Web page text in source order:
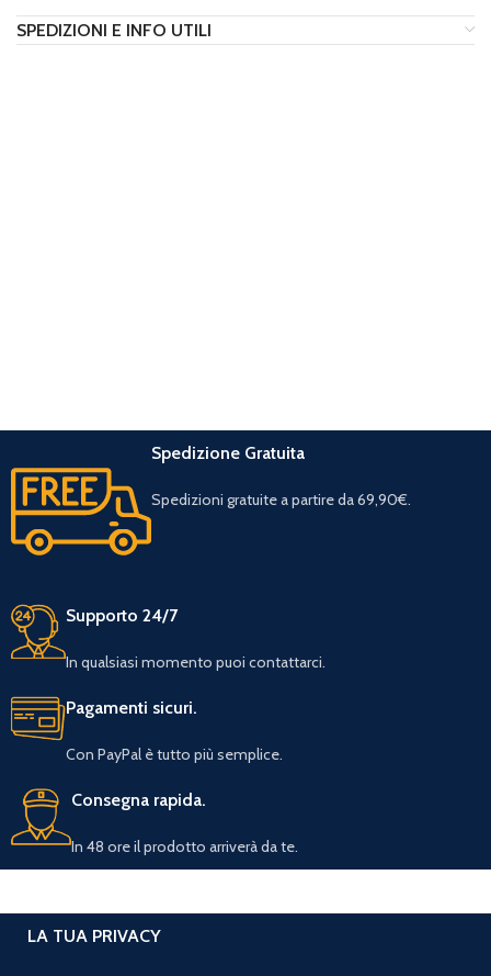
SPEDIZIONI E INFO UTILI
Spedizione Gratuita
Spedizioni gratuite a partire da 69,90€.
Supporto 24/7
In qualsiasi momento puoi contattarci.
Pagamenti sicuri.
Con PayPal è tutto più semplice.
Consegna rapida.
In 48 ore il prodotto arriverà da te.
LA TUA PRIVACY